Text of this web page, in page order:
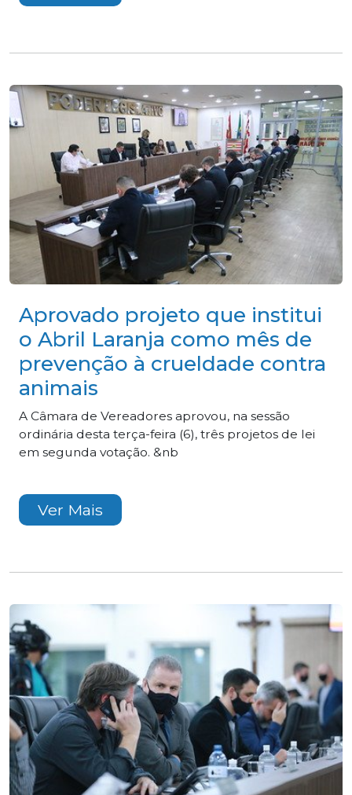
Aprovado projeto que institui
o Abril Laranja como mês de
prevenção à crueldade contra
animais
A Câmara de Vereadores aprovou, na sessão
ordinária desta terça-feira (6), três projetos de lei
em segunda votação. &nb
Ver Mais